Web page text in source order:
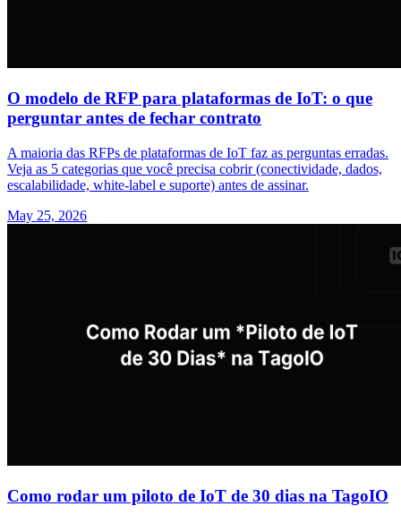
O modelo de RFP para plataformas de IoT: o que
perguntar antes de fechar contrato
A maioria das RFPs de plataformas de IoT faz as perguntas erradas.
Veja as 5 categorias que você precisa cobrir (conectividade, dados,
escalabilidade, white-label e suporte) antes de assinar.
May 25, 2026
Como rodar um piloto de IoT de 30 dias na TagoIO